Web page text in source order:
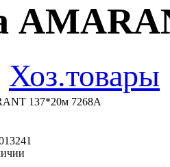
Хоз.товары
137*20м 7268A